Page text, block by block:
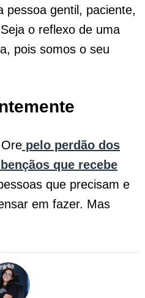
pessoa gentil, paciente,
o reflexo de uma
pois somos o seu
pelo perdão dos
que recebe
que precisam e
em fazer. Mas